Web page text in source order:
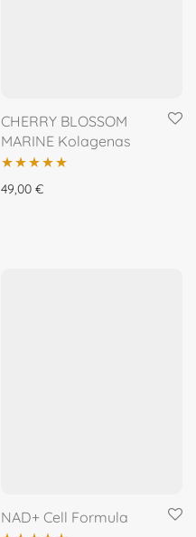
CHERRY BLOSSOM
MARINE Kolagenas
Įvertinimas:
49,00 €
NAD+ Cell Formula